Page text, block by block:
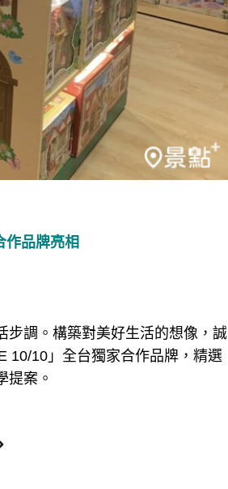
作品牌亮相
步調。構築對美好生活的想像，誠
10/10」全台獨家合作品牌，精選
提案。